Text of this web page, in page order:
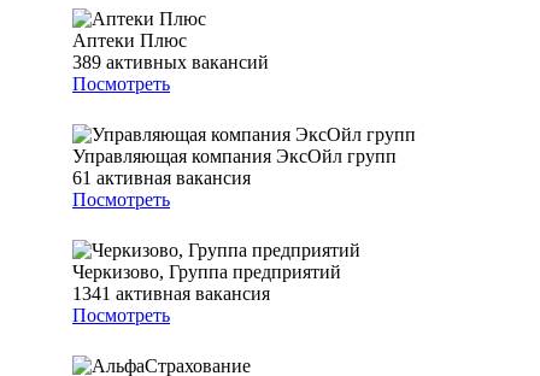
Аптеки Плюс
389 активных вакансий
Посмотреть
Управляющая компания ЭксОйл групп
61 активная вакансия
Посмотреть
Черкизово, Группа предприятий
1341 активная вакансия
Посмотреть